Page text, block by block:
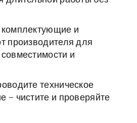
комплектующие и
производителя для
и
техническое
– чистите и проверяйте